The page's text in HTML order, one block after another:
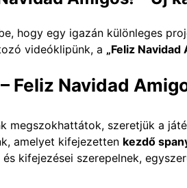
hogy egy igazán különleges
videóklipünk, a „Feliz Navidad
– Feliz Navidad
megszokhattátok, szeretjük a
amelyet kifejezetten kezdő
kifejezései szerepelnek,